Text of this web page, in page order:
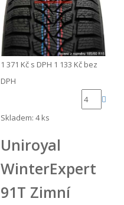
1 371 Kč s DPH 1 133 Kč bez
DPH
Skladem: 4 ks
Uniroyal
WinterExpert
91T Zimní